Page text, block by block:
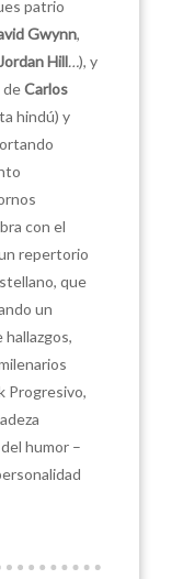
patrio
Gwynn,
Jordan Hill…), y
deCarlos
hindú) y
con el
repertorio
que
un
Progresivo,
humor –